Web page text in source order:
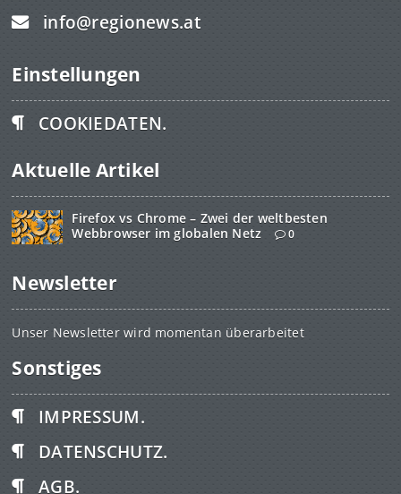
info@regionews.at
Einstellungen
COOKIEDATEN.
Aktuelle Artikel
Firefox vs Chrome – Zwei der weltbesten
Webbrowser im globalen Netz
0
Newsletter
Unser Newsletter wird momentan überarbeitet
Sonstiges
IMPRESSUM.
DATENSCHUTZ.
AGB.